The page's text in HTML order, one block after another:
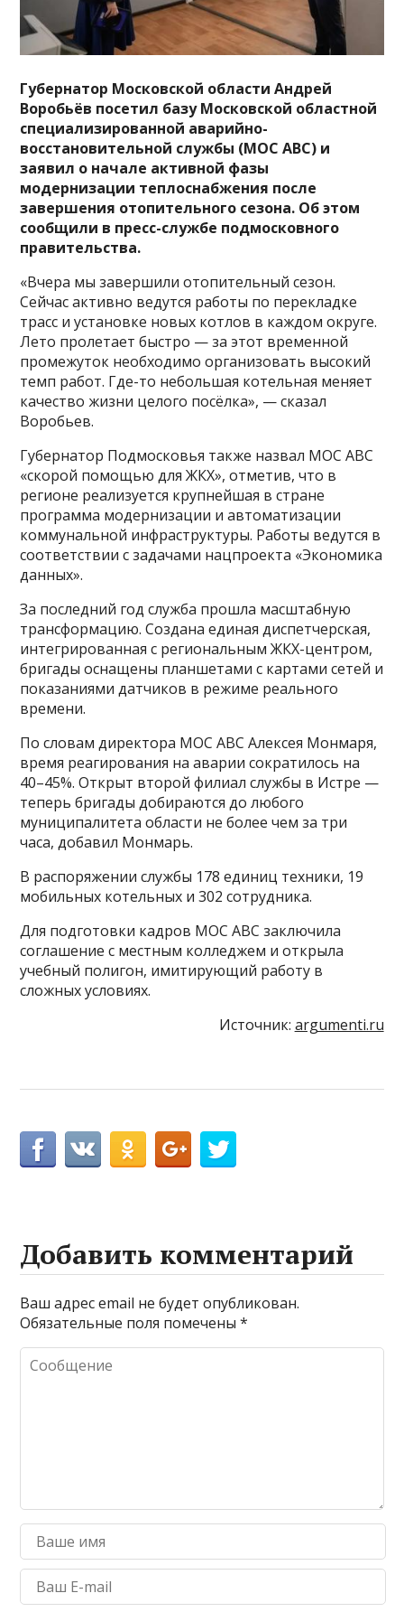
Губернатор Московской области Андрей
Воробьёв посетил базу Московской областной
специализированной аварийно-
восстановительной службы (МОС АВС) и
заявил о начале активной фазы
модернизации теплоснабжения после
завершения отопительного сезона. Об этом
сообщили в пресс-службе подмосковного
правительства.
«Вчера мы завершили отопительный сезон.
Сейчас активно ведутся работы по перекладке
трасс и установке новых котлов в каждом округе.
Лето пролетает быстро — за этот временной
промежуток необходимо организовать высокий
темп работ. Где-то небольшая котельная меняет
качество жизни целого посёлка», — сказал
Воробьев.
Губернатор Подмосковья также назвал МОС АВС
«скорой помощью для ЖКХ», отметив, что в
регионе реализуется крупнейшая в стране
программа модернизации и автоматизации
коммунальной инфраструктуры. Работы ведутся в
соответствии с задачами нацпроекта «Экономика
данных».
За последний год служба прошла масштабную
трансформацию. Создана единая диспетчерская,
интегрированная с региональным ЖКХ-центром,
бригады оснащены планшетами с картами сетей и
показаниями датчиков в режиме реального
времени.
По словам директора МОС АВС Алексея Монмаря,
время реагирования на аварии сократилось на
40–45%. Открыт второй филиал службы в Истре —
теперь бригады добираются до любого
муниципалитета области не более чем за три
часа, добавил Монмарь.
В распоряжении службы 178 единиц техники, 19
мобильных котельных и 302 сотрудника.
Для подготовки кадров МОС АВС заключила
соглашение с местным колледжем и открыла
учебный полигон, имитирующий работу в
сложных условиях.
Источник: argumenti.ru
Добавить комментарий
Ваш адрес email не будет опубликован.
Обязательные поля помечены*